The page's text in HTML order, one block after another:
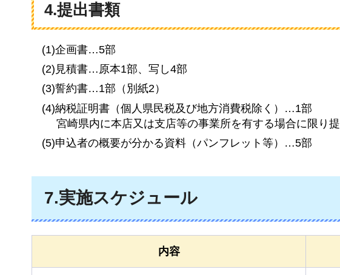
4.提出書類
(1)企画書…5部
(2)見積書…原本1部、写し4部
(3)誓約書…1部（別紙2）
(4)納税証明書（個人県民税及び地方消費税除く）…1部
宮崎県内に本店又は支店等の事業所を有する場合に限り提
(5)申込者の概要が分かる資料（パンフレット等）…5部
7.実施スケジュール
内容